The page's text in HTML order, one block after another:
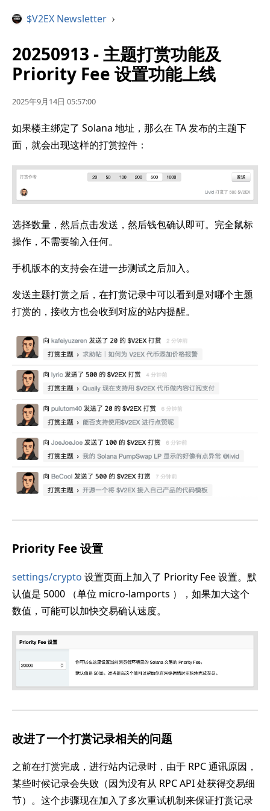
$V2EX Newsletter ›
20250913 - 主题打赏功能及
Priority Fee 设置功能上线
2025年9月14日 05:57:00
如果楼主绑定了 Solana 地址，那么在 TA 发布的主题下
面，就会出现这样的打赏控件：
选择数量，然后点击发送，然后钱包确认即可。完全鼠标
操作，不需要输入任何。
手机版本的支持会在进一步测试之后加入。
发送主题打赏之后，在打赏记录中可以看到是对哪个主题
打赏的，接收方也会收到对应的站内提醒。
Priority Fee 设置
settings/crypto 设置页面上加入了 Priority Fee 设置。默
认值是 5000 （单位 micro-lamports ），如果加大这个
数值，可能可以加快交易确认速度。
改进了一个打赏记录相关的问题
之前在打赏完成，进行站内记录时，由于 RPC 通讯原因，
某些时候记录会失败（因为没有从 RPC API 处获得交易细
节）。这个步骤现在加入了多次重试机制来保证打赏记录